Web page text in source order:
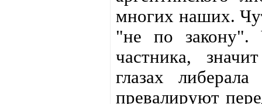
многих наших.
"не по закону".
частника,
глазах
превалируют